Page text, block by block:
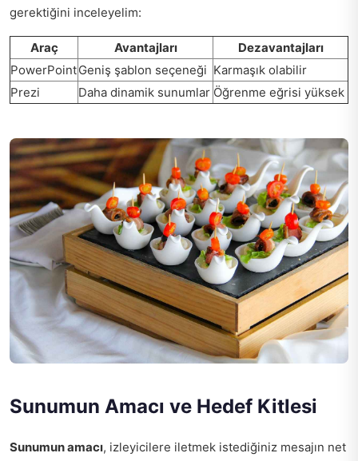
gerektiğini inceleyelim:
Araç Avantajları
Dezavantajları
PowerPointGeniş şablon seçeneği Karmaşık olabilir
Prezi
Daha dinamik sunumlar Öğrenme eğrisi yüksek
Sunumun Amacı ve Hedef Kitlesi
Sunumun amacı, izleyicilere iletmek istediğiniz mesajın net